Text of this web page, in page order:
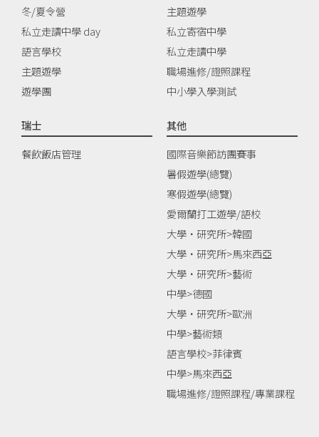
冬/夏令營
私立走讀中學 day
語言學校
主題遊學
遊學團
主題遊學
私立寄宿中學
私立走讀中學
職場進修/證照課程
中小學入學測試
瑞士
餐飲飯店管理
其他
國際音樂節訪團賽事
暑假遊學(總覽)
寒假遊學(總覽)
愛爾蘭打工遊學/語校
大學‧研究所>韓國
大學‧研究所>馬來西亞
大學‧研究所>藝術
中學>德國
大學‧研究所>歐洲
中學>藝術類
語言學校>菲律賓
中學>馬來西亞
職場進修/證照課程/專業課程